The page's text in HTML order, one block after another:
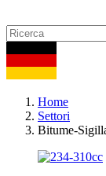
Home
Settori
Bitume-